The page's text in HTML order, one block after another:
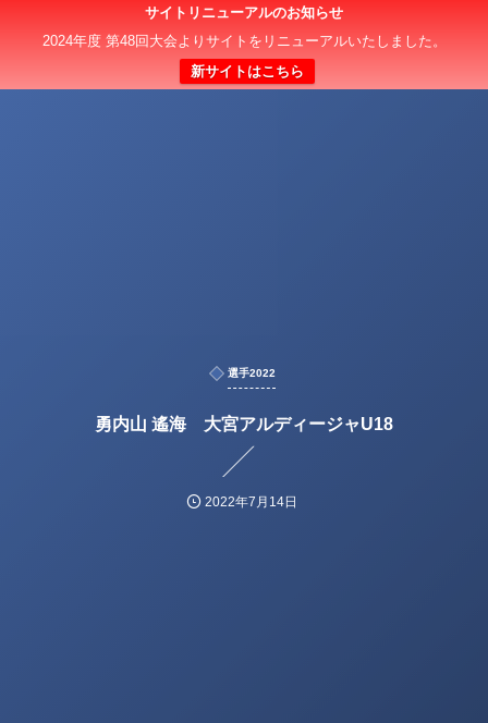
サイトリニューアルのお知らせ
2024年度 第48回大会よりサイトをリニューアルいたしました。
新サイトはこちら
選手2022
勇内山 遙海 大宮アルディージャU18
2022年7月14日